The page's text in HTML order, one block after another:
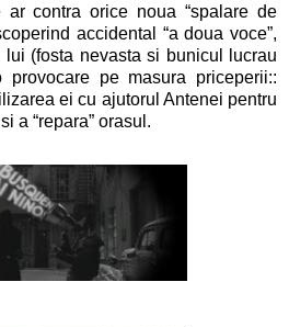
contra orice noua “spalare de
accidental “a doua voce”,
(fosta nevasta si bunicul lucrau
pe masura priceperii::
ei cu ajutorul Antenei pentru
a “repara” orasul.